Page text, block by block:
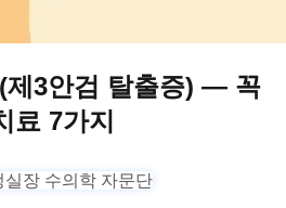
제3안검 탈출증) — 꼭
료 7가지
실장 수의학 자문단